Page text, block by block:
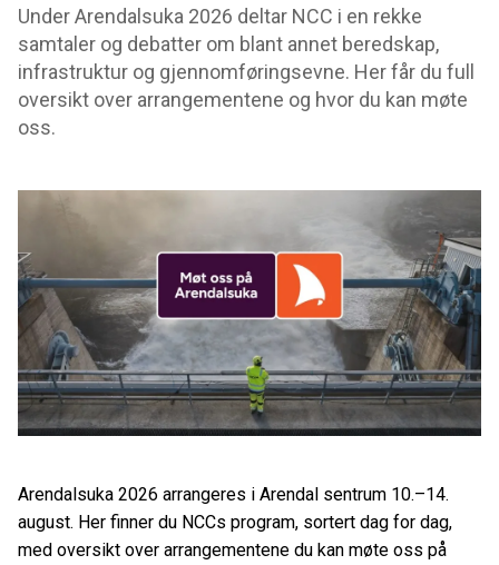
Under Arendalsuka 2026 deltar NCC i en rekke
samtaler og debatter om blant annet beredskap,
infrastruktur og gjennomføringsevne. Her får du full
oversikt over arrangementene og hvor du kan møte
oss.
Arendalsuka 2026 arrangeres i Arendal sentrum 10.–14.
august. Her finner du NCCs program, sortert dag for dag,
med oversikt over arrangementene du kan møte oss på